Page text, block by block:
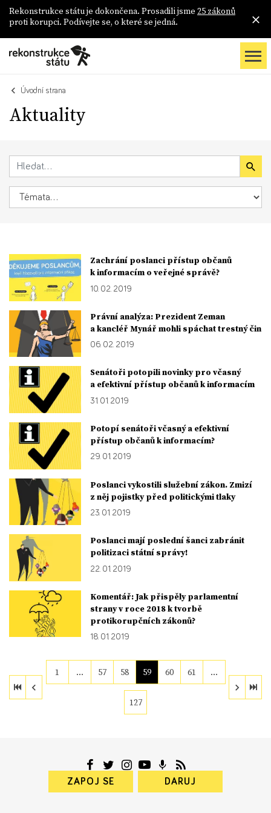
Rekonstrukce státu je dokončena. Prosadili jsme 25 zákonů
proti korupci. Podívejte se, o které se jedná.
Úvodní strana
Aktuality
Zachrání poslanci přístup občanů
k informacím o veřejné správě?
10. 02. 2019
Právní analýza: Prezident Zeman
a kancléř Mynář mohli spáchat trestný čin
06. 02. 2019
Senátoři potopili novinky pro včasný
a efektivní přístup občanů k informacím
31. 01. 2019
Potopí senátoři včasný a efektivní
přístup občanů k informacím?
29. 01. 2019
Poslanci vykostili služební zákon. Zmizí
z něj pojistky před politickými tlaky
23. 01. 2019
Poslanci mají poslední šanci zabránit
politizaci státní správy!
22. 01. 2019
Komentář: Jak přispěly parlamentní
strany v roce 2018 k tvorbě
protikorupčních zákonů?
18. 01. 2019
1 … 57 58 59 60 61 …
127
ZAPOJ SE DARUJ